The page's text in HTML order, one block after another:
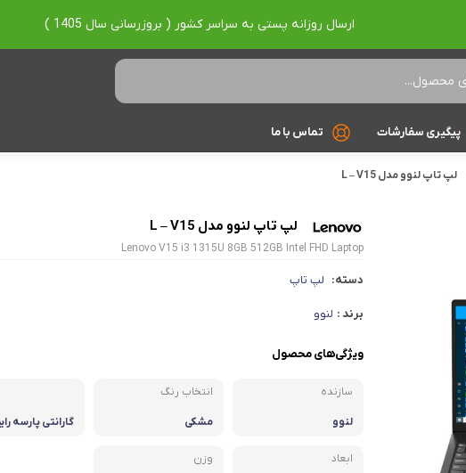
ارسال روزانه پستی به سراسر کشور ( بروزرسانی سال 1405 )
msi
پیگیری سفارشات تماس با ما
لپ تاپ لنوو مدل L – V15
لپ تاپ لنوو مدل L – V15
Lenovo V15 i3 1315U 8GB 512GB Intel FHD Laptop
دسته: لپ تاپ
برند : لنوو
ویژگی‌های محصول
سازنده
لنوو
انتخاب رنگ
مشکی
گارانتی پارسه
ابعاد
وزن